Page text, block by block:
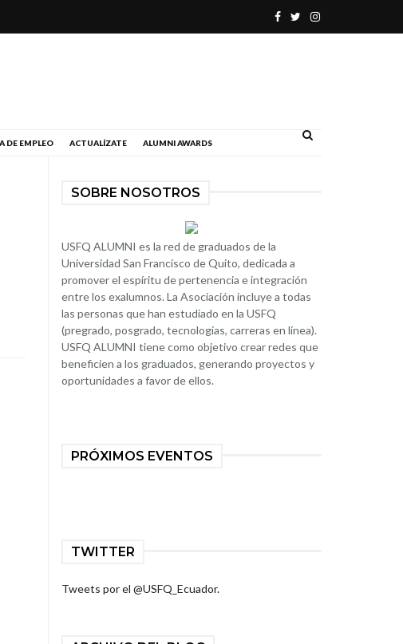
DE EMPLEO ACTUALÍZATE ALUMNI AWARDS
SOBRE NOSOTROS
USFQ ALUMNI es la red de graduados de la
Universidad San Francisco de Quito, dedicada a
promover el espíritu de pertenencia e integración
entre los exalumnos. La Asociación incluye a todas
las personas que han estudiado en la USFQ
(pregrado, posgrado, tecnologías, carreras en línea).
USFQ ALUMNI tiene como objetivo crear redes que
beneficien a los graduados, generando proyectos y
oportunidades a favor de ellos.
PRÓXIMOS EVENTOS
TWITTER
Tweets por el @USFQ_Ecuador.